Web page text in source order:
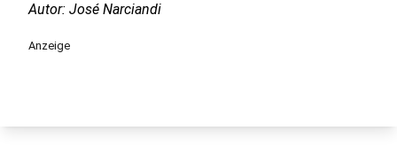
Autor: José Narciandi
Anzeige